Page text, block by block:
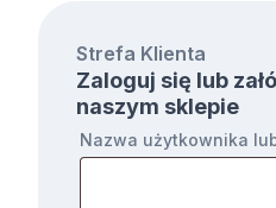
Strefa Klienta
Zaloguj się lub
naszym sklepie
Nazwa użytkownika